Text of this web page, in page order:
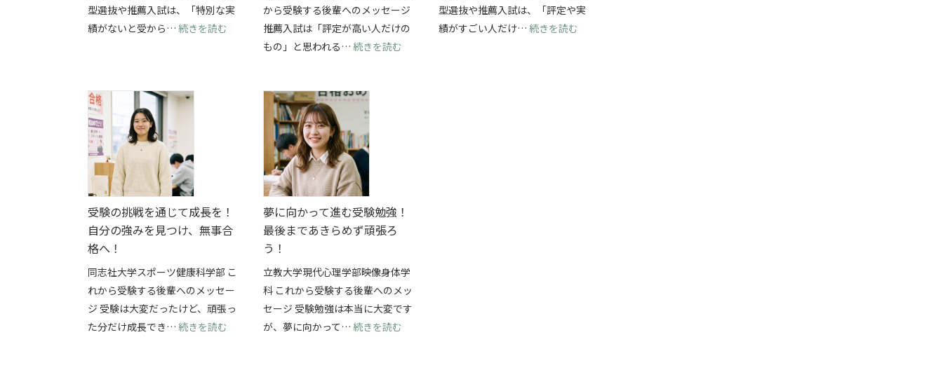
型選抜や推薦入試は、「特別な実
績がないと受から… 続きを読む : 部活と総合型選抜を両立して、横浜国立大学・経済学部に合格できました！
から受験する後輩へのメッセージ
推薦入試は「評定が高い人だけの
もの」と思われる… 続きを読む
型選抜や推薦入試は、「評定や実
績がすごい人だけ… 続きを読む
受験の挑戦を通じて成長を！
自分の強みを見つけ、無事合
格へ！
同志社大学スポーツ健康科学部 こ
れから受験する後輩へのメッセー
ジ 受験は大変だったけど、頑張っ
た分だけ成長でき… 続きを読む : 受験の挑戦を通じて成長を！自分の強みを見つけ、無事合格へ！
夢に向かって進む受験勉強！
最後まであきらめず頑張ろ
う！
立教大学現代心理学部映像身体学
科 これから受験する後輩へのメッ
セージ 受験勉強は本当に大変です
が、夢に向かって… 続きを読む